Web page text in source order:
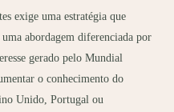
exige uma estratégia que
abordagem diferenciada por
gerado pelo Mundial
o conhecimento do
Unido, Portugal ou